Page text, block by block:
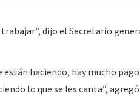
dijo el Secretario
están haciendo, hay mucho
lo que se les canta”, agregó.